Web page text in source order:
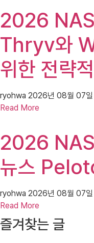
2026
Thryv와
위한 전략
ryohwa 2026년 08월 07일
Read More
2026
뉴스
ryohwa 2026년 08월 07일
Read More
즐겨찾는 글